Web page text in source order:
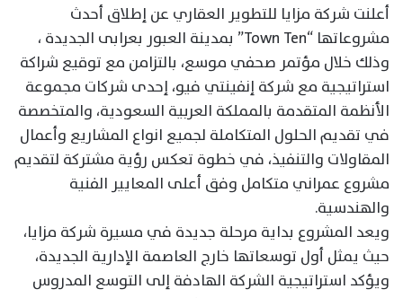
أعلنت شركة مزايا للتطوير العقاري عن إطلاق أحدث
مشروعاتها “Town Ten” بمدينة العبور بعرابى الجديدة ،
وذلك خلال مؤتمر صحفي موسع، بالتزامن مع توقيع شراكة
استراتيجية مع شركة إنفينتي فيو، إحدى شركات مجموعة
الأنظمة المتقدمة بالمملكة العربية السعودية، والمتخصصة
في تقديم الحلول المتكاملة لجميع انواع المشاريع وأعمال
المقاولات والتنفيذ، في خطوة تعكس رؤية مشتركة لتقديم
مشروع عمراني متكامل وفق أعلى المعايير الفنية
والهندسية.
ويعد المشروع بداية مرحلة جديدة في مسيرة شركة مزايا،
حيث يمثل أول توسعاتها خارج العاصمة الإدارية الجديدة،
ويؤكد استراتيجية الشركة الهادفة إلى التوسع المدروس